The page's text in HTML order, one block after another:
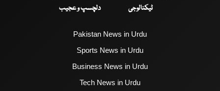
ٹیکنالوجی
دلچسپ و عجیب
Pakistan News in Urdu
Sports News in Urdu
Business News in Urdu
Tech News in Urdu